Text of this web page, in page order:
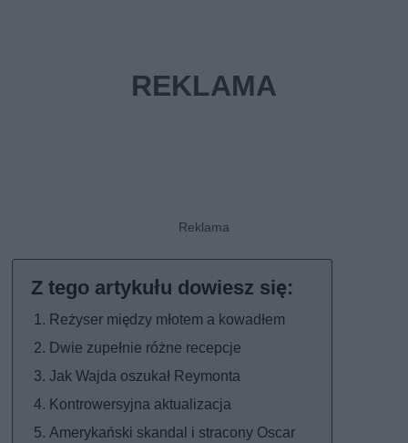
Reżyser między młotem a kowadłem
Dwie zupełnie różne recepcje
Jak Wajda oszukał Reymonta
Kontrowersyjna aktualizacja
Amerykański skandal i stracony Oscar